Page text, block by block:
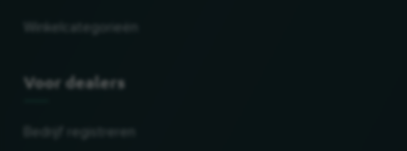
Voor dealers